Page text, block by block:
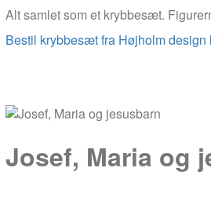
Alt samlet som et krybbesæt.
Bestil krybbesæt fra Højholm design
Josef, Maria og